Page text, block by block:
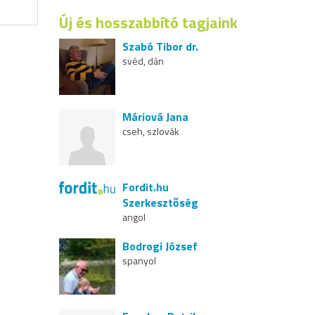
Új és hosszabbító tagjaink
Szabó Tibor dr.
svéd, dán
Máriová Jana
cseh, szlovák
Fordit.hu
Szerkesztőség
angol
Bodrogi József
spanyol